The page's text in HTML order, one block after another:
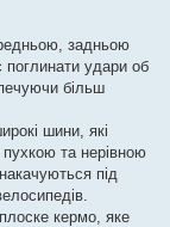
задньою
поглинати удари об
більш
шини, які
пухкою та нерівною
під
кермо, яке